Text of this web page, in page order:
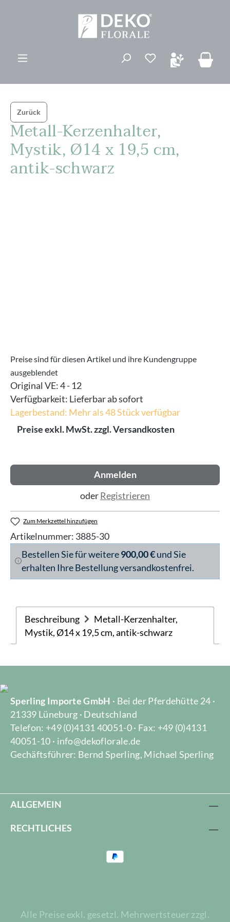
Du hast 0
Zurück
Metall-Kerzenhalter,
Mystik, Ø14 x 19,5 cm,
antik-schwarz
Preise sind für diesen Artikel und ihre Kundengruppe
ausgeblendet
Original VE:4 - 12
Verfügbarkeit: Lieferbar ab sofort
Lagerbestand: Mehr als 48 Stück verfügbar
Preise exkl. MwSt. zzgl. Versandkosten
Anmelden
oderRegistrieren
Zum Merkzettel hinzufügen
Artikelnummer: 3885-30
Bestellen Sie für weitere900,00 €und Sie
erhalten Ihre Bestellung versandkostenfrei.
Beschreibung
Metall-Kerzenhalter,
Mystik, Ø14 x 19,5 cm, antik-schwarz
Sperling Importe GmbH · Bei der Pferdehütte 24 ·
21339 Lüneburg · Deutschland
Telefon: +49 (0)4131 40051-0 · Fax: +49 (0)4131
40051-10 · info@dekoflorale.de
Gechäftsführer: Bernd Sperling, Michael Sperling
ALLGEMEIN
RECHTLICHES
Alle Preise exkl. gesetzl. Mehrwertsteuer zzgl.